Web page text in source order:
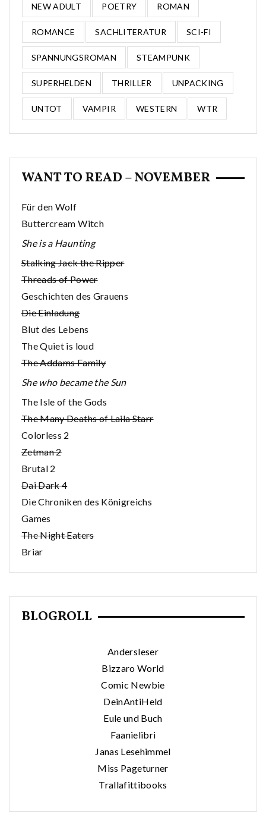
NEW ADULT POETRY ROMAN
ROMANCE SACHLITERATUR SCI-FI
SPANNUNGSROMAN STEAMPUNK
SUPERHELDEN THRILLER UNPACKING
UNTOT VAMPIR WESTERN WTR
WANT TO READ – NOVEMBER
Für den Wolf
Buttercream Witch
She is a Haunting
Stalking Jack the Ripper
Threads of Power
Geschichten des Grauens
Die Einladung
Blut des Lebens
The Quiet is loud
The Addams Family
She who became the Sun
The Isle of the Gods
The Many Deaths of Laila Starr
Colorless 2
Zetman 2
Brutal 2
Dai Dark 4
Die Chroniken des Königreichs
Games
The Night Eaters
Briar
BLOGROLL
Andersleser
Bizzaro World
Comic Newbie
DeinAntiHeld
Eule und Buch
Faanielibri
Janas Lesehimmel
Miss Pageturner
Trallafittibooks